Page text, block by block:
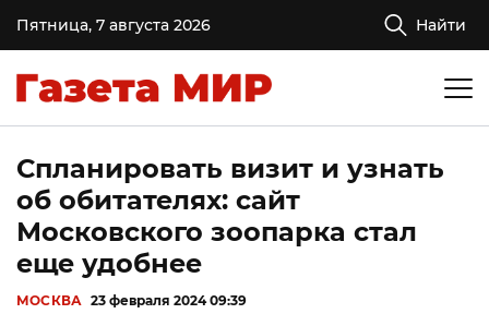
Пятница, 7 августа 2026 Найти
Спланировать визит и узнать
об обитателях: сайт
Московского зоопарка стал
еще удобнее
МОСКВА 23 февраля 2024 09:39